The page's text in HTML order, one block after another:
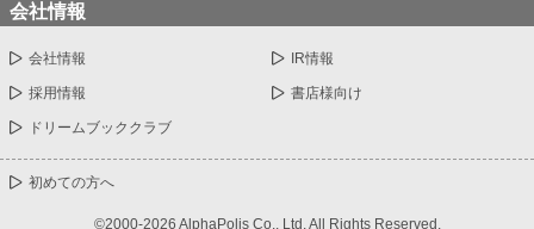
会社情報
会社情報 IR情報
採用情報 書店様向け
ドリームブッククラブ
初めての方へ
©2000-2026 AlphaPolis Co., Ltd. All Rights Reserved.